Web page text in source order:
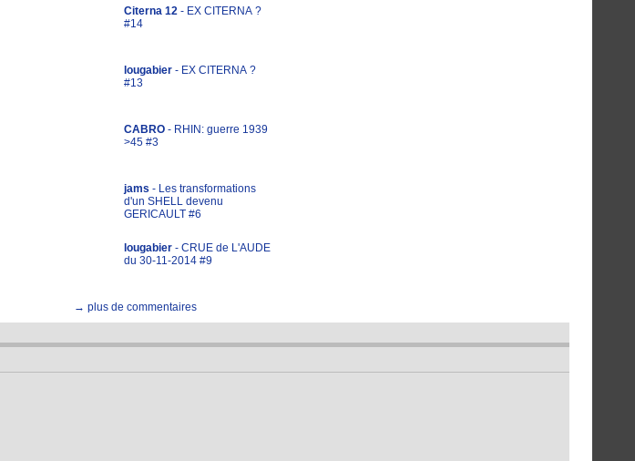
Citerna 12 - EX CITERNA ?
#14
lougabier - EX CITERNA ?
#13
CABRO - RHIN: guerre 1939
>45 #3
jams - Les transformations
d'un SHELL devenu
GERICAULT #6
lougabier - CRUE de L'AUDE
du 30-11-2014 #9
→ plus de commentaires